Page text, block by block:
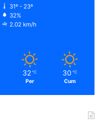
31º - 23º
32%
2.02 km/h
32 ℃
Per
30 ℃
Cum